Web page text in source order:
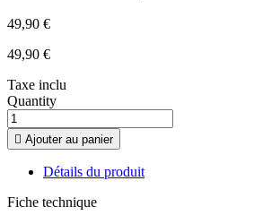
49,90 €
49,90 €
Taxe inclu
Quantity
 Ajouter au panier
Détails du produit
Fiche technique